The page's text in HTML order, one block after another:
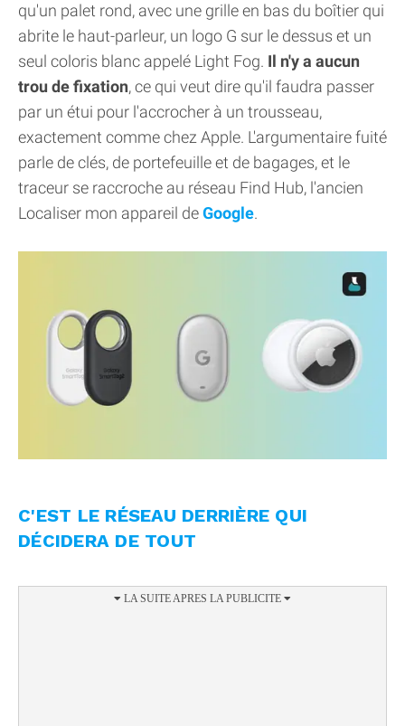
qu'un palet rond, avec une grille en bas du boîtier qui
abrite le haut-parleur, un logo G sur le dessus et un
seul coloris blanc appelé Light Fog. Il n'y a aucun
trou de fixation, ce qui veut dire qu'il faudra passer
par un étui pour l'accrocher à un trousseau,
exactement comme chez Apple. L'argumentaire fuité
parle de clés, de portefeuille et de bagages, et le
traceur se raccroche au réseau Find Hub, l'ancien
Localiser mon appareil deGoogle.
C'EST LE RÉSEAU DERRIÈRE QUI
DÉCIDERA DE TOUT